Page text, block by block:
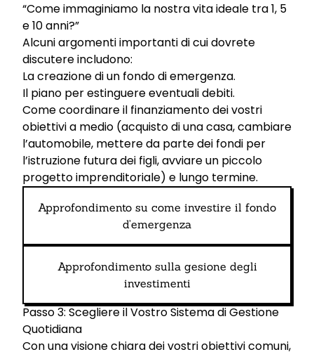
“Come immaginiamo la nostra vita ideale tra 1, 5
e 10 anni?”
Alcuni argomenti importanti di cui dovrete
discutere includono:
La creazione di un fondo di emergenza.
Il piano per estinguere eventuali debiti.
Come coordinare il finanziamento dei vostri
obiettivi a medio (acquisto di una casa, cambiare
l’automobile, mettere da parte dei fondi per
l’istruzione futura dei figli, avviare un piccolo
progetto imprenditoriale) e lungo termine.
Approfondimento su come investire il fondo
d’emergenza
Approfondimento sulla gesione degli
investimenti
Passo 3: Scegliere il Vostro Sistema di Gestione
Quotidiana
Con una visione chiara dei vostri obiettivi comuni,